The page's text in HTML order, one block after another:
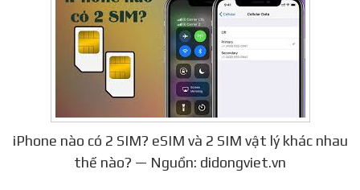
iPhone nào có 2 SIM? eSIM và 2 SIM vật lý khác nhau
thế nào? — Nguồn: didongviet.vn